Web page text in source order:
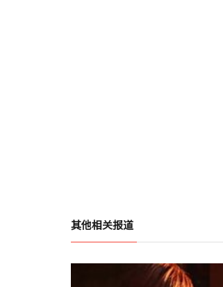
其他相关报道